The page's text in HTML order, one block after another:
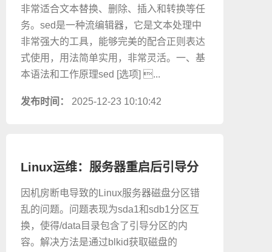
非常适合文本替换、删除、插入和转换等任
务。sed是一种流编辑器，它是文本处理中
非常强大的工具，能够完美的配合正则表达
式使用，用法简单实用，非常灵活。一、基
本语法和工作原理sed [选项] ...
发布时间： 2025-12-23 10:10:42
Linux运维：服务器重启后引导分
区盘符错乱问题
因机房断电导致的Linux服务器磁盘分区错
乱的问题。问题表现为sda1和sdb1分区互
换，使得/data目录包含了引导分区的内
容。解决方法是通过blkid获取磁盘的